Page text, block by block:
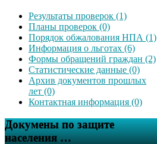
Результаты проверок (1)
Планы проверок (0)
Порядок обжалования НПА (1)
Информация о льготах (6)
Формы обращений граждан (2)
Статистические данные (0)
Архив документов прошлых
лет (0)
Контактная информация (0)
Докумены по защите
населения …